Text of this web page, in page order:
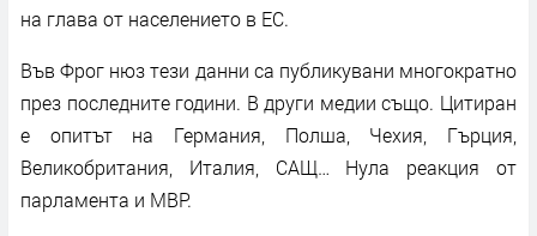
на глава от населението в ЕС.
Във Фрог нюз тези данни са публикувани многократно
през последните години. В други медии също. Цитиран
е опитът на Германия, Полша, Чехия, Гърция,
Великобритания, Италия, САЩ… Нула реакция от
парламента и МВР.